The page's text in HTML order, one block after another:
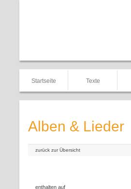
Startseite Texte
Alben & Lieder
zurück zur Übersicht
enthalten auf